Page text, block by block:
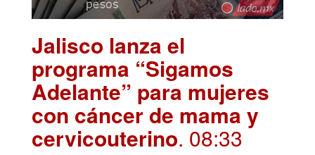
Jalisco lanza el
programa “Sigamos
Adelante” para mujeres
con cáncer de mama y
cervicouterino. 08:33